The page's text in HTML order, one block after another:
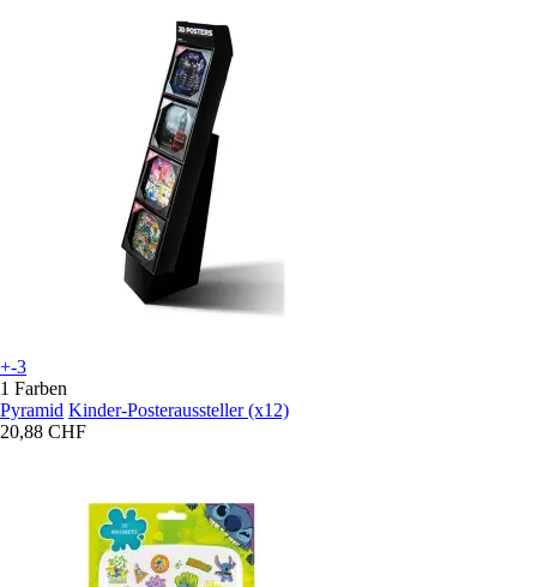
+-3
1 Farben
Pyramid Kinder-Posteraussteller (x12)
20,88 CHF